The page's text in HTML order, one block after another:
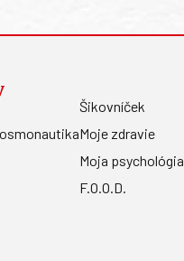
Šikovníček
Moje zdravie
Moja psychológia
F.O.O.D.